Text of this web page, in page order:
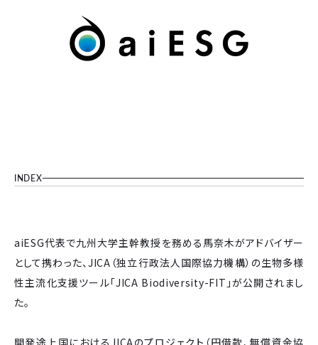
INDEX
aiESG代表で九州大学主幹教授を務める馬奈木がアドバイザー
として携わった、JICA（独立行政法人国際協力機構）の生物多様
性主流化支援ツール「JICA Biodiversity-FIT」が公開されまし
た。
開発途上国におけるJICAのプロジェクト（円借款、無償資金協